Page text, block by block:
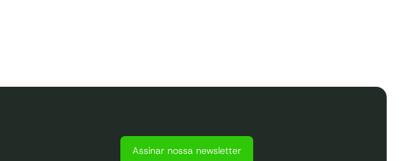
Assinar nossa newsletter